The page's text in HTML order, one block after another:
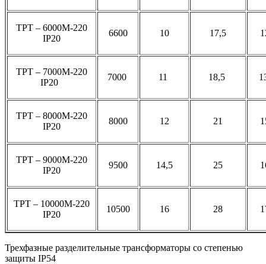
ТРТ – 6000М-220
IP20
6600 10 17,5
ТРТ – 7000М-220
IP20
7000 11 18,5
ТРТ – 8000М-220
IP20
8000 12 21
ТРТ – 9000М-220
IP20
9500 14,5 25
ТРТ – 10000М-220
IP20
10500 16 28
Трехфазные разделительные трансформаторы со степенью
защиты IP54